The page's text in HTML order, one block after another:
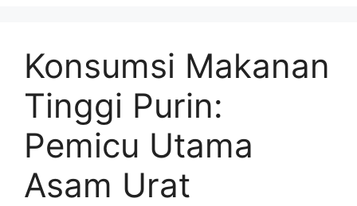
Konsumsi Makanan
Tinggi Purin:
Pemicu Utama
Asam Urat